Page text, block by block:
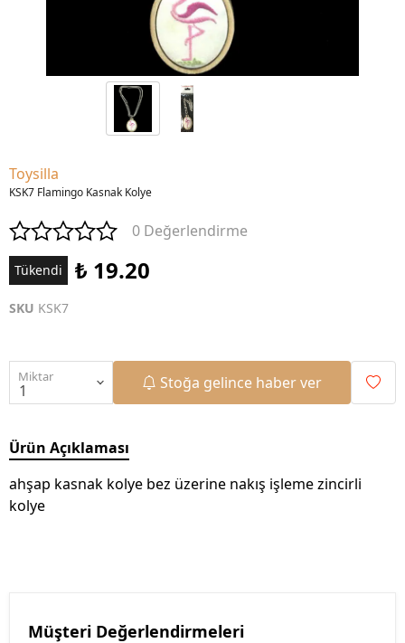
Toysilla
KSK7 Flamingo Kasnak Kolye
0 Değerlendirme
Tükendi ₺ 19.20
SKU KSK7
Miktar Stoğa gelince haber ver
Ürün Açıklaması
ahşap kasnak kolye bez üzerine nakış işleme zincirli
kolye
Müşteri Değerlendirmeleri